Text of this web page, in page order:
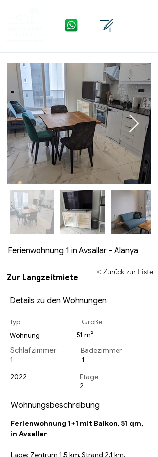
Ferienwohnung 1 in Avsallar - Alanya
Zur Langzeitmiete
< Zurück zur Liste
Details zu den Wohnungen
Typ
Wohnung
Schlafzimmer
1
2022
Größe
51 m²
Badezimmer
1
Etage
2
Wohnungsbeschreibung
Ferienwohnung 1+1 mit Balkon, 51 qm,
in Avsallar
Lage: Zentrum 1,5 km, Strand 2,1 km,